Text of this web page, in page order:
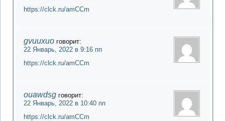
https://clck.ru/amCCm
gvuuxuo говорит:
22 Январь, 2022 в 9:16 пп
https://clck.ru/amCCm
ouawdsg говорит:
22 Январь, 2022 в 10:40 пп
https://clck.ru/amCCm